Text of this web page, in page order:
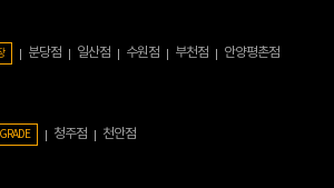
분당점 일산점 수원점 부천점 안양평촌점
청주점 천안점